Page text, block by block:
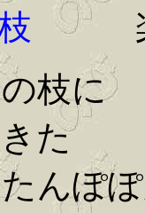
楽
の枝に
た
たん